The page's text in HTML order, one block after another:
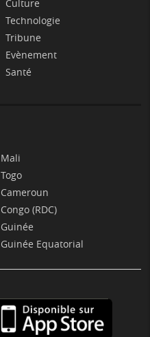
Culture
Technologie
Tribune
Evènement
Santé
Mali
Togo
Cameroun
Congo (RDC)
Guinée
Guinée Equatorial